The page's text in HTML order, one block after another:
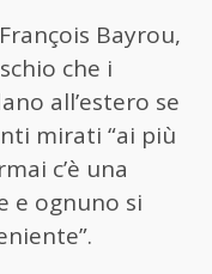
Bayrou,
che i
all’estero se
mirati “ai più
c’è una
e ognuno si